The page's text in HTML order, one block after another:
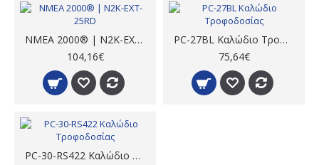
NMEA 2000® | N2K-EXT-25RD
104,16€
PC-27BL Καλώδιο Τροφοδοσίας
75,64€
PC-30-RS422 Καλώδιο Τροφοδοσίας